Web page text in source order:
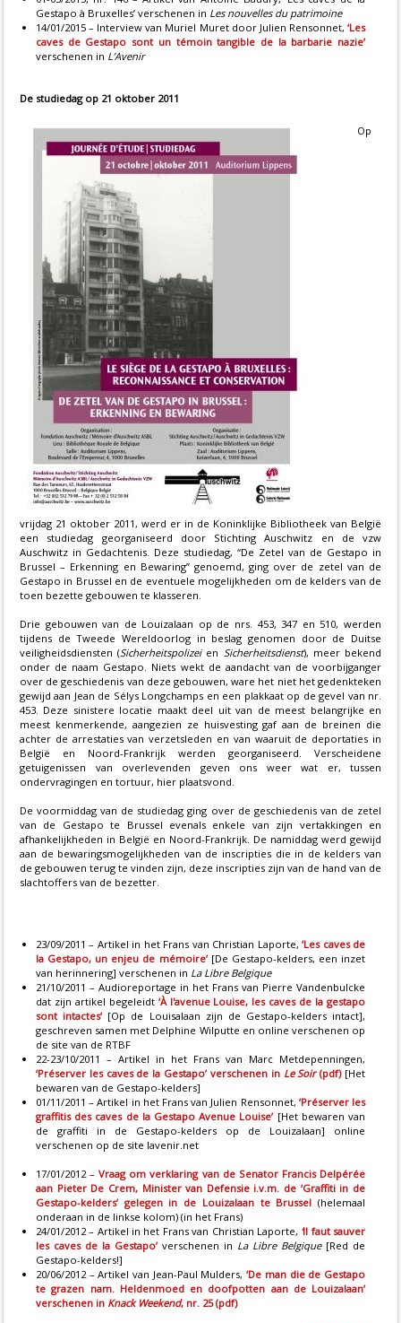
Gestapo à Bruxelles’ verschenen in Les nouvelles du patrimoine
14/01/2015 – Interview van Muriel Muret door Julien Rensonnet, ‘Les
caves de Gestapo sont un témoin tangible de la barbarie nazie’
verschenen in L’Avenir
De studiedag op 21 oktober 2011
Op
vrijdag 21 oktober 2011, werd er in de Koninklijke Bibliotheek van België
een studiedag georganiseerd door Stichting Auschwitz en de vzw
Auschwitz in Gedachtenis. Deze studiedag, “De Zetel van de Gestapo in
Brussel – Erkenning en Bewaring” genoemd, ging over de zetel van de
Gestapo in Brussel en de eventuele mogelijkheden om de kelders van de
toen bezette gebouwen te klasseren.
Drie gebouwen van de Louizalaan op de nrs. 453, 347 en 510, werden
tijdens de Tweede Wereldoorlog in beslag genomen door de Duitse
veiligheidsdiensten (Sicherheitspolizeien Sicherheitsdienst), meer bekend
onder de naam Gestapo. Niets wekt de aandacht van de voorbijganger
over de geschiedenis van deze gebouwen, ware het niet het gedenkteken
gewijd aan Jean de Sélys Longchamps en een plakkaat op de gevel van nr.
453. Deze sinistere locatie maakt deel uit van de meest belangrijke en
meest kenmerkende, aangezien ze huisvesting gaf aan de breinen die
achter de arrestaties van verzetsleden en van waaruit de deportaties in
België en Noord-Frankrijk werden georganiseerd. Verscheidene
getuigenissen van overlevenden geven ons weer wat er, tussen
ondervragingen en tortuur, hier plaatsvond.
De voormiddag van de studiedag ging over de geschiedenis van de zetel
van de Gestapo te Brussel evenals enkele van zijn vertakkingen en
afhankelijkheden in België en Noord-Frankrijk. De namiddag werd gewijd
aan de bewaringsmogelijkheden van de inscripties die in de kelders van
de gebouwen terug te vinden zijn, deze inscripties zijn van de hand van de
slachtoffers van de bezetter.
23/09/2011 – Artikel in het Frans van Christian Laporte,‘Les caves de
la Gestapo, un enjeu de mémoire’[De Gestapo-kelders, een inzet
van herinnering] verschenen in La Libre Belgique
21/10/2011 – Audioreportage in het Frans van Pierre Vandenbulcke
dat zijn artikel begeleidt ‘À l'avenue Louise, les caves de la gestapo
sont intactes’ [Op de Louisalaan zijn de Gestapo-kelders intact],
geschreven samen met Delphine Wilputte en online verschenen op
de site van de RTBF
22-23/10/2011 – Artikel in het Frans van Marc Metdepenningen,
‘Préserver les caves de la Gestapo’ verschenen in Le Soir(pdf)[Het
bewaren van de Gestapo-kelders]
01/11/2011 – Artikel in het Frans van Julien Rensonnet, ‘Préserver les
graffitis des caves de la Gestapo Avenue Louise’ [Het bewaren van
de graffiti in de Gestapo-kelders op de Louizalaan] online
verschenen op de site lavenir.net
17/01/2012 –Vraag om verklaring van de Senator Francis Delpérée
aan Pieter De Crem, Minister van Defensie i.v.m. de ‘Graffiti in de
Gestapo-kelders’ gelegen in de Louizalaan te Brussel (helemaal
onderaan in de linkse kolom) (in het Frans)
24/01/2012 – Artikel in het Frans van Christian Laporte, ‘Il faut sauver
les caves de la Gestapo’ verschenen in La Libre Belgique[Red de
Gestapo-kelders!]
20/06/2012 – Artikel van Jean-Paul Mulders,‘De man die de Gestapo
te grazen nam. Heldenmoed en doofpotten aan de Louizalaan’
verschenen in Knack Weekend, nr. 25 (pdf)